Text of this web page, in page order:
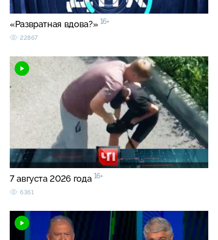
«Развратная вдова?» 16+
22867
7 августа 2026 года 16+
6361